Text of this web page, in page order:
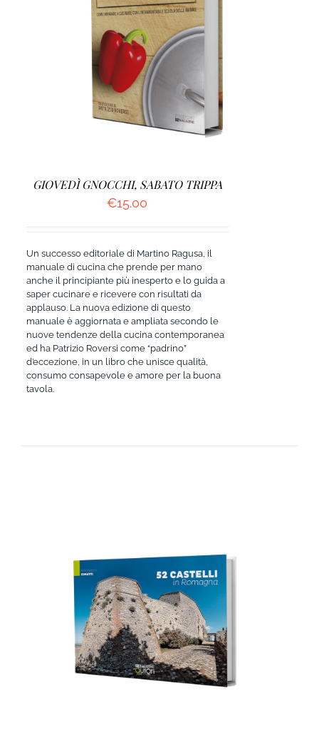
AGGIUNGI AL CARRELLO /
GIOVEDÌ GNOCCHI, SABATO TRIPPA
€15.00
Un successo editoriale di Martino Ragusa, il
manuale di cucina che prende per mano
anche il principiante più inesperto e lo guida a
saper cucinare e ricevere con risultati da
applauso. La nuova edizione di questo
manuale è aggiornata e ampliata secondo le
nuove tendenze della cucina contemporanea
ed ha Patrizio Roversi come “padrino”
d’eccezione, in un libro che unisce qualità,
consumo consapevole e amore per la buona
tavola.
AGGIUNGI AL CARRELLO / DETTAGLI